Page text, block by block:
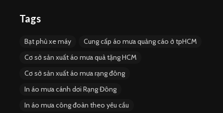
Tags
Bạt phủ xe máy
Cung cấp áo mưa quảng cáo ở tpHCM
Cơ sở sản xuất áo mưa quà tặng HCM
Cơ sở sản xuất áo mưa rạng đông
In áo mưa cánh dơi Rạng Đông
In áo mưa công đoàn theo yêu cầu